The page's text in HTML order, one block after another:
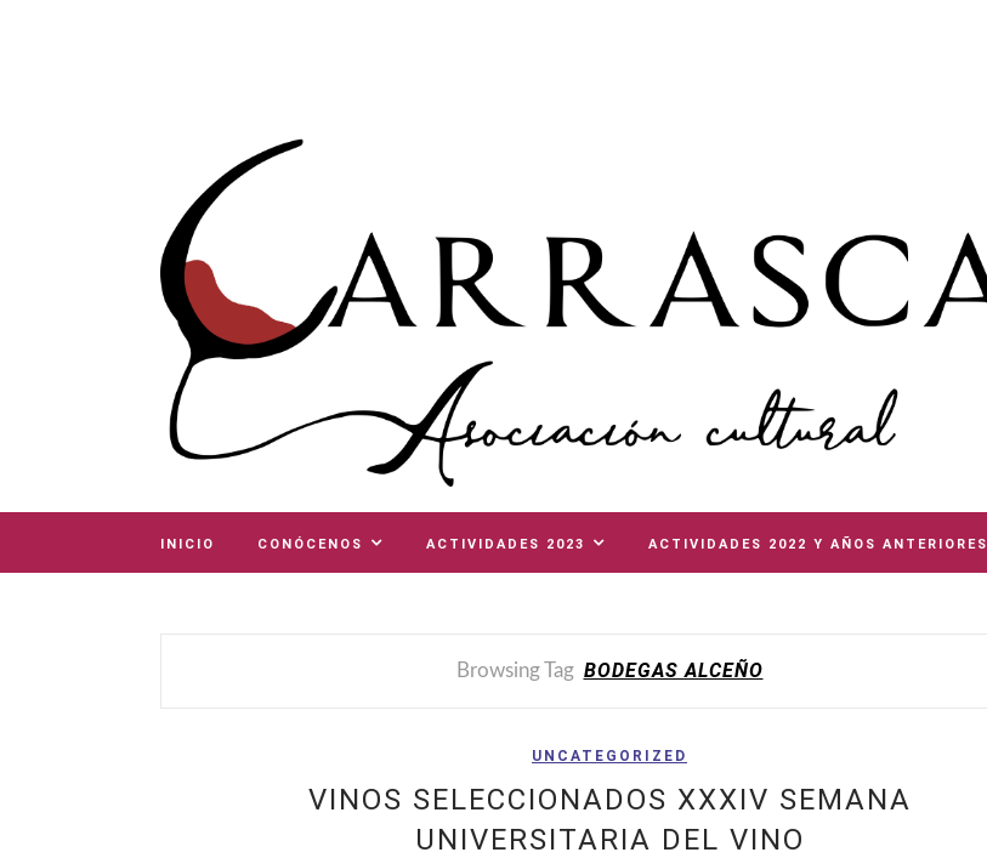
INICIO CONÓCENOS ACTIVIDADES 2023 ACTIVIDADES 2022 Y AÑOS ANTERIORES
Browsing Tag BODEGAS ALCEÑO
UNCATEGORIZED
VINOS SELECCIONADOS XXXIV SEMANA
UNIVERSITARIA DEL VINO